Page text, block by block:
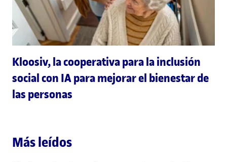
Kloosiv, la cooperativa para la inclusión
social con IA para mejorar el bienestar de
las personas
Más leídos